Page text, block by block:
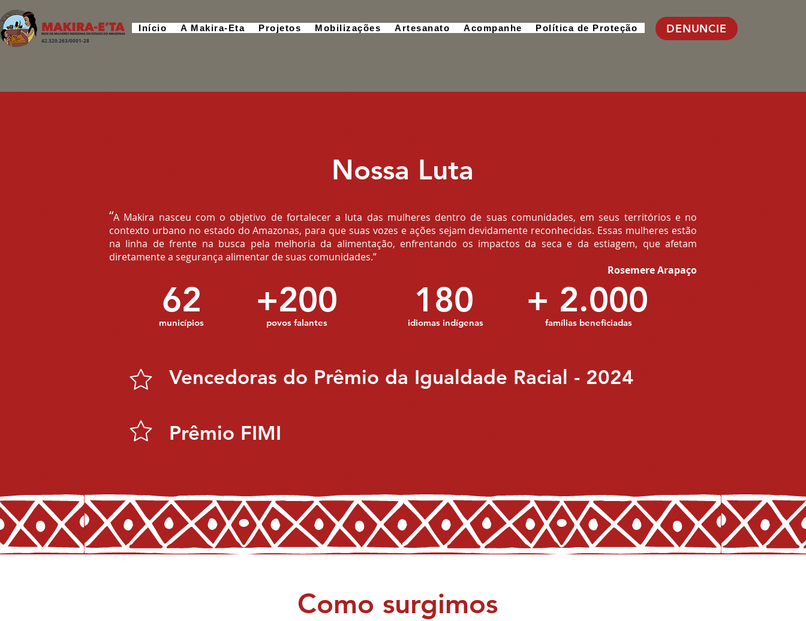
Início A Makira-Eta Projetos Mobilizações Artesanato Acompanhe Política de Proteção
42.320.263/0001-28
DENUNCIE
Nossa Luta
“A Makira nasceu com o objetivo de fortalecer a luta das mulheres dentro de suas comunidades, em seus territórios e no
contexto urbano no estado do Amazonas, para que suas vozes e ações sejam devidamente reconhecidas. Essas mulheres estão
na linha de frente na busca pela melhoria da alimentação, enfrentando os impactos da seca e da estiagem, que afetam
diretamente a segurança alimentar de suas comunidades.”
Rosemere Arapaço
62
municípios
+200
povos falantes
180
idiomas indígenas
+ 2.000
famílias beneficiadas
Vencedoras do Prêmio da Igualdade Racial - 2024
Prêmio FIMI
Como surgimos